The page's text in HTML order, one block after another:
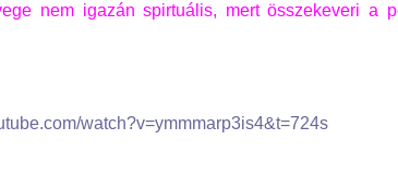
nem igazán spirtuális, mert összekeveri a
watch?v=ymmmarp3is4&t=724s